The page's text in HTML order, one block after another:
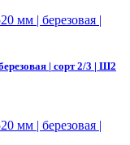
| сорт 2/3 | Ш2